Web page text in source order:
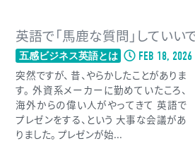
英語で「馬鹿な質問」していい
五感ビジネス英語とは FEB 18, 2026
突然ですが、 昔、やらかしたことがありま
す。 外資系メーカーに勤めていたころ、
海外からの偉い人がやってきて 英語で
プレゼンをする、という 大事な会議があ
りました。 プレゼンが始...